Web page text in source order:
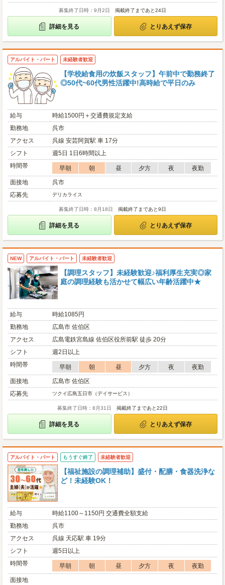
募集終了日時：9月2日 掲載終了まであと24日
詳細を見る とりあえず保存
アルバイト・パート 未経験者歓迎
【学校給食用の炊飯スタッフ】午前中で勤務終了
◎50代~60代男性活躍中!高時給で平日のみ
給与
時給1500円＋交通費規定支給
勤務地
呉市
アクセス
呉線 安芸阿賀駅 車 17分
シフト
週5日 1日6時間以上
時間帯
早朝 朝 昼 夕方 夜
夜勤
面接地
呉市
応募先
デリカライス
募集終了日時：8月18日 掲載終了まであと9日
詳細を見る とりあえず保存
NEW アルバイト・パート 未経験者歓迎
【調理スタッフ】未経験歓迎♪福利厚生充実◎家
庭の調理経験も活かせて幅広い年齢活躍中★
給与
時給1085円
勤務地
広島市 佐伯区
アクセス
広島電鉄宮島線 佐伯区役所前駅 徒歩 20分
シフト
週2日以上
時間帯
早朝 朝 昼 夕方 夜
夜勤
面接地
広島市 佐伯区
応募先
ツクイ広島五日市（デイサービス）
募集終了日時：8月31日 掲載終了まであと22日
詳細を見る とりあえず保存
アルバイト・パート もうすぐ終了 未経験者歓迎
【福祉施設の調理補助】盛付・配膳・食器洗浄な
ど！未経験OK！
給与
時給1100～1150円 交通費全額支給
勤務地
呉市
アクセス
呉線 天応駅 車 19分
シフト
週5日以上
時間帯
早朝 朝 昼 夕方 夜
夜勤
面接地